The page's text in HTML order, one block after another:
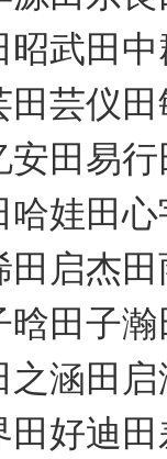
武田
芸仪
田易
娃田
启杰
田子
涵田
好迪